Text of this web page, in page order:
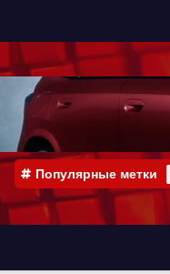
Популярные метки